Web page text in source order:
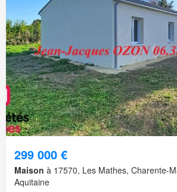
299 000 €
Maison à 17570, Les Mathes, Charente-
Aquitaine